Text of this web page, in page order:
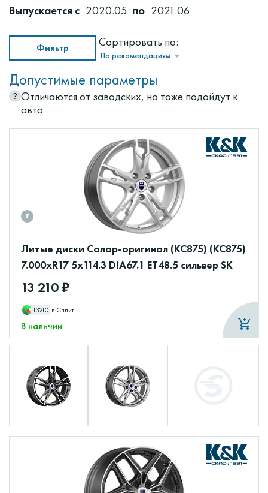
Выпускается с 2020.05 по 2021.06
Фильтр Сортировать по:
По рекомендациям
Допустимые параметры
Отличаются от заводских, но тоже подойдут к
авто
Литые диски Солар-оригинал (КС875) (КС875)
7.000xR17 5x114.3 DIA67.1 ET48.5 сильвер SK
13 210 ₽
13210 в Сплит
В наличии